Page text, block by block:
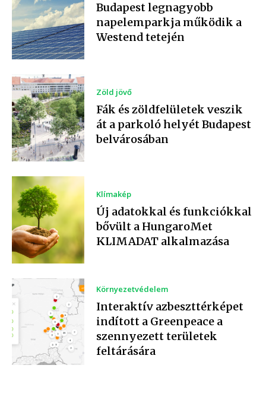
Budapest legnagyobb
napelemparkja működik a
Westend tetején
Zöld jövő
Fák és zöldfelületek veszik
át a parkoló helyét Budapest
belvárosában
Klímakép
Új adatokkal és funkciókkal
bővült a HungaroMet
KLIMADAT alkalmazása
Környezetvédelem
Interaktív azbeszttérképet
indított a Greenpeace a
szennyezett területek
feltárására